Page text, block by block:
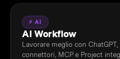
⚡ AI
AI Workflow
Lavorare meglio con
connettori, MCP e Project